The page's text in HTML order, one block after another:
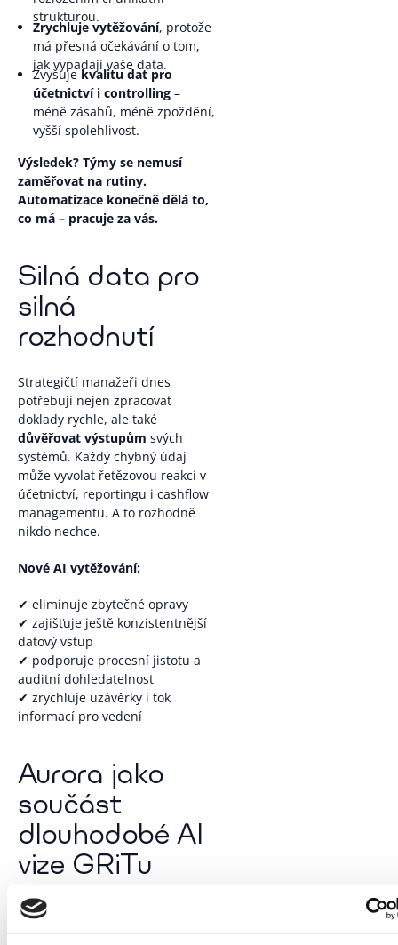
strukturou.
Zrychluje vytěžování, protože
má přesná očekávání o tom,
jak vypadají vaše data.
Zvyšujekvalitu dat pro
účetnictví i controlling–
méně zásahů, méně zpoždění,
vyšší spolehlivost.
Výsledek? Týmy se nemusí
zaměřovat na rutiny.
Automatizace konečně dělá to,
co má – pracuje za vás.
Silná data pro
silná
rozhodnutí
Strategičtí manažeři dnes
potřebují nejen zpracovat
doklady rychle, ale také
důvěřovat výstupům svých
systémů. Každý chybný údaj
může vyvolat řetězovou reakci v
účetnictví, reportingu i cashflow
managementu. A to rozhodně
nikdo nechce.
Nové AI vytěžování:
✔ eliminuje zbytečné opravy
✔ zajišťuje ještě konzistentnější
datový vstup
✔ podporuje procesní jistotu a
auditní dohledatelnost
✔ zrychluje uzávěrky i tok
informací pro vedení
Aurora jako
součást
dlouhodobé AI
vize GRiTu
Ve všech našich produktech – od